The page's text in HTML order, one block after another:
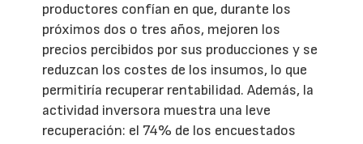
productores confían en que, durante los
próximos dos o tres años, mejoren los
precios percibidos por sus producciones y se
reduzcan los costes de los insumos, lo que
permitiría recuperar rentabilidad. Además, la
actividad inversora muestra una leve
recuperación: el 74% de los encuestados